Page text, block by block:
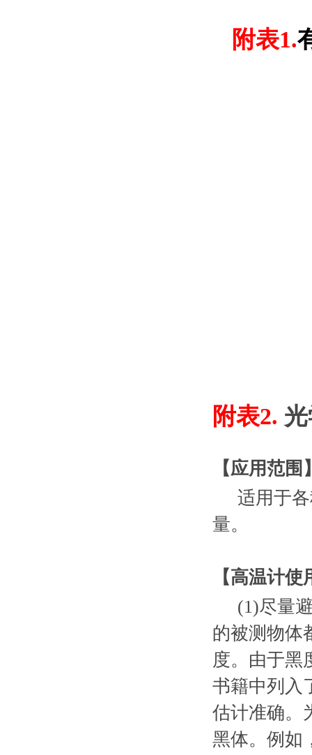
附表1.
附表2.
【应用范围
适用于
量。
【高温计使
(1)尽量
的被测物体
度。由于黑
书籍中列入
估计准确。
黑体。例如